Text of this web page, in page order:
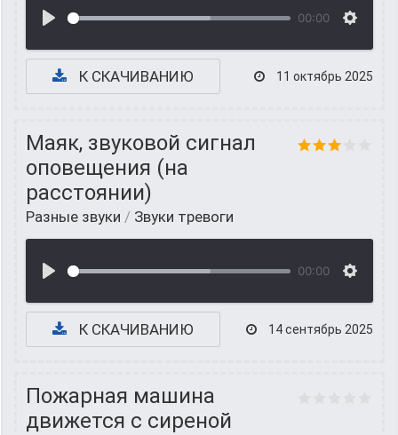
00:00
К СКАЧИВАНИЮ 11 октябрь 2025
Маяк, звуковой сигнал
оповещения (на
расстоянии)
Разные звуки / Звуки тревоги
00:00
К СКАЧИВАНИЮ 14 сентябрь 2025
Пожарная машина
движется с сиреной